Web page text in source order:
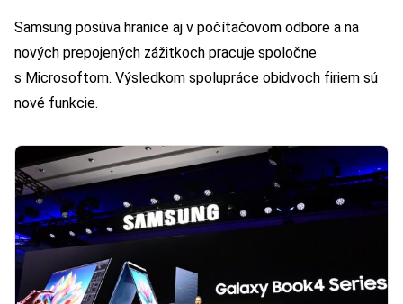
Samsung posúva hranice aj v počítačovom odbore a na
nových prepojených zážitkoch pracuje spoločne
s Microsoftom. Výsledkom spolupráce obidvoch firiem sú
nové funkcie.